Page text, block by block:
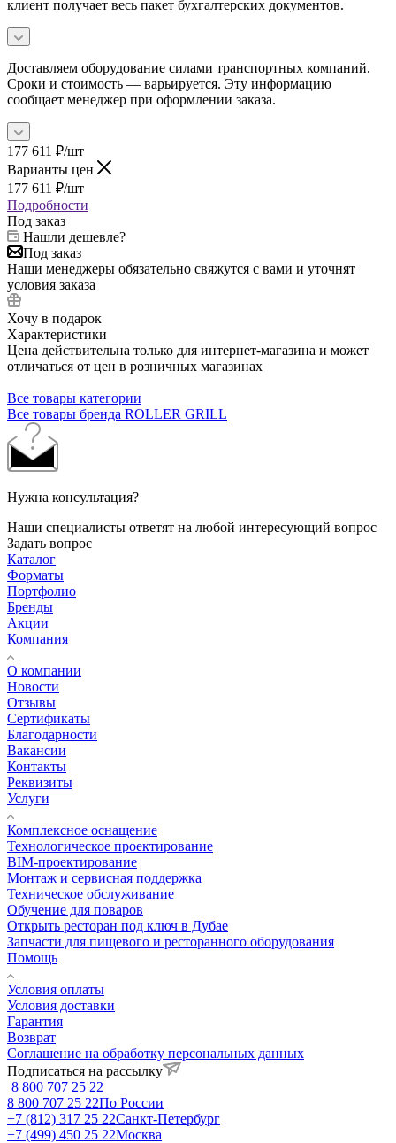
клиент получает весь пакет бухгалтерских документов.
Доставляем оборудование силами транспортных компаний.
Сроки и стоимость — варьируется. Эту информацию
сообщает менеджер при оформлении заказа.
177 611 ₽/шт
Варианты цен
177 611 ₽/шт
Подробности
Под заказ
Нашли дешевле?
Под заказ
Наши менеджеры обязательно свяжутся с вами и уточнят
условия заказа
Хочу в подарок
Характеристики
Цена действительна только для интернет-магазина и может
отличаться от цен в розничных магазинах
Все товары категории
Все товары бренда ROLLER GRILL
Нужна консультация?
Наши специалисты ответят на любой интересующий вопрос
Задать вопрос
Каталог
Форматы
Портфолио
Бренды
Акции
Компания
О компании
Новости
Отзывы
Сертификаты
Благодарности
Вакансии
Контакты
Реквизиты
Услуги
Комплексное оснащение
Технологическое проектирование
BIM-проектирование
Монтаж и сервисная поддержка
Техническое обслуживание
Обучение для поваров
Открыть ресторан под ключ в Дубае
Запчасти для пищевого и ресторанного оборудования
Помощь
Условия оплаты
Условия доставки
Гарантия
Возврат
Соглашение на обработку персональных данных
Подписаться на рассылку
8 800 707 25 22
8 800 707 25 22По России
+7 (812) 317 25 22Санкт-Петербург
+7 (499) 450 25 22Москва